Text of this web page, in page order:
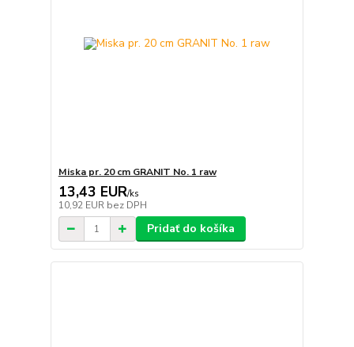
Miska pr. 20 cm GRANIT No. 1 raw
13,43 EUR/ks
10,92 EUR bez DPH
Pridať do košíka